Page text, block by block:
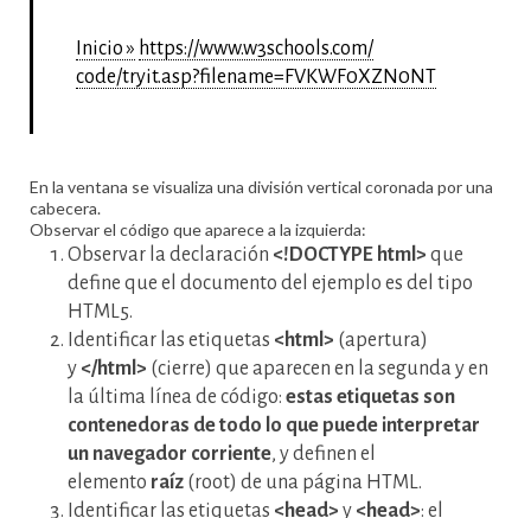
Inicio » https://www.w3schools.com/
code/tryit.asp?filename= FVKWF0XZN0NT
En la ventana se visualiza una división vertical coronada por una
cabecera.
Observar el código que aparece a la izquierda:
Observar la declaración <!DOCTYPE html> que
define que el documento del ejemplo es del tipo
HTML5.
Identificar las etiquetas <html> (apertura)
y </html> (cierre) que aparecen en la segunda y en
la última línea de código:estas etiquetas son
contenedoras de todo lo que puede interpretar
un navegador corriente, y definen el
elemento raíz (root) de una página HTML.
Identificar las etiquetas <head> y <head>: el